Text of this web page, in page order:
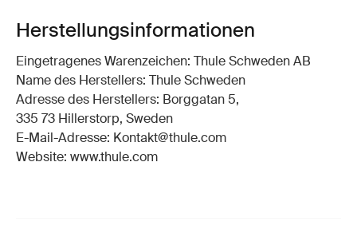
Herstellungsinformationen
Eingetragenes Warenzeichen: Thule Schweden AB
Name des Herstellers: Thule Schweden
Adresse des Herstellers: Borggatan 5,
335 73 Hillerstorp, Sweden
E-Mail-Adresse: Kontakt@thule.com
Website: www.thule.com